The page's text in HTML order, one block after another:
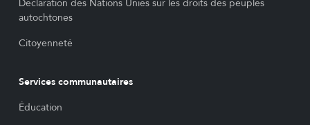
Déclaration des Nations Unies sur les droits des peuples
autochtones
Citoyenneté
Services communautaires
Éducation